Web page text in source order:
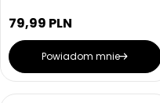
o
a
a
n
a
C
e
n
a
79,99 PLN
Powiadom mnie